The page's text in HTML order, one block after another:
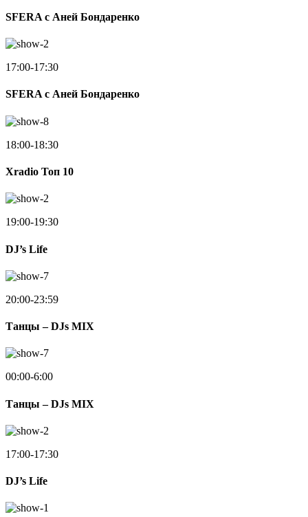
SFERA с Аней Бондаренко
17:00-17:30
SFERA с Аней Бондаренко
18:00-18:30
Xradio Топ 10
19:00-19:30
DJ’s Life
20:00-23:59
Танцы – DJs MIX
00:00-6:00
Танцы – DJs MIX
17:00-17:30
DJ’s Life